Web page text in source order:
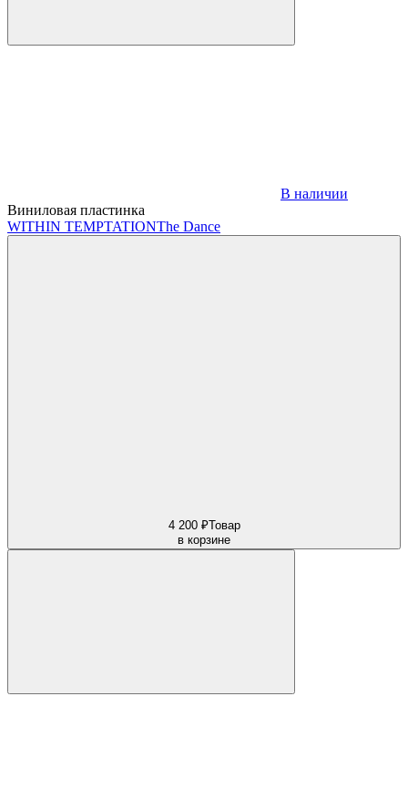
В наличии
Виниловая пластинка
WITHIN TEMPTATIONThe Dance
4 200 ₽Товар
в корзине